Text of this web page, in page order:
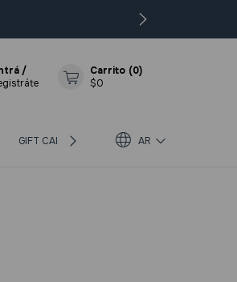
/
Carrito (0)
$0
GIFT CARD BLOG SOBRE BIOTERRA
AR